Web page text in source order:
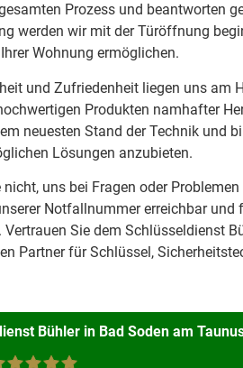
Prozess und beantworten
werden wir mit der Türöffnung
Wohnung ermöglichen.
und Zufriedenheit liegen uns am
Produkten namhafter
neuesten Stand der Technik und
Lösungen anzubieten.
nicht, uns bei Fragen oder
Notfallnummer erreichbar
Vertrauen Sie dem Schlüsseldienst
Partner für Schlüssel,
Bühler in Bad Soden am